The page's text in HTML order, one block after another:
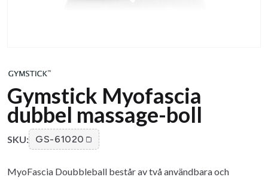
Gymstick Myofascia
dubbel massage-boll
SKU: GS-61020
MyoFascia Doubbleball består av två användbara och